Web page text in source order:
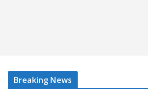
Breaking News